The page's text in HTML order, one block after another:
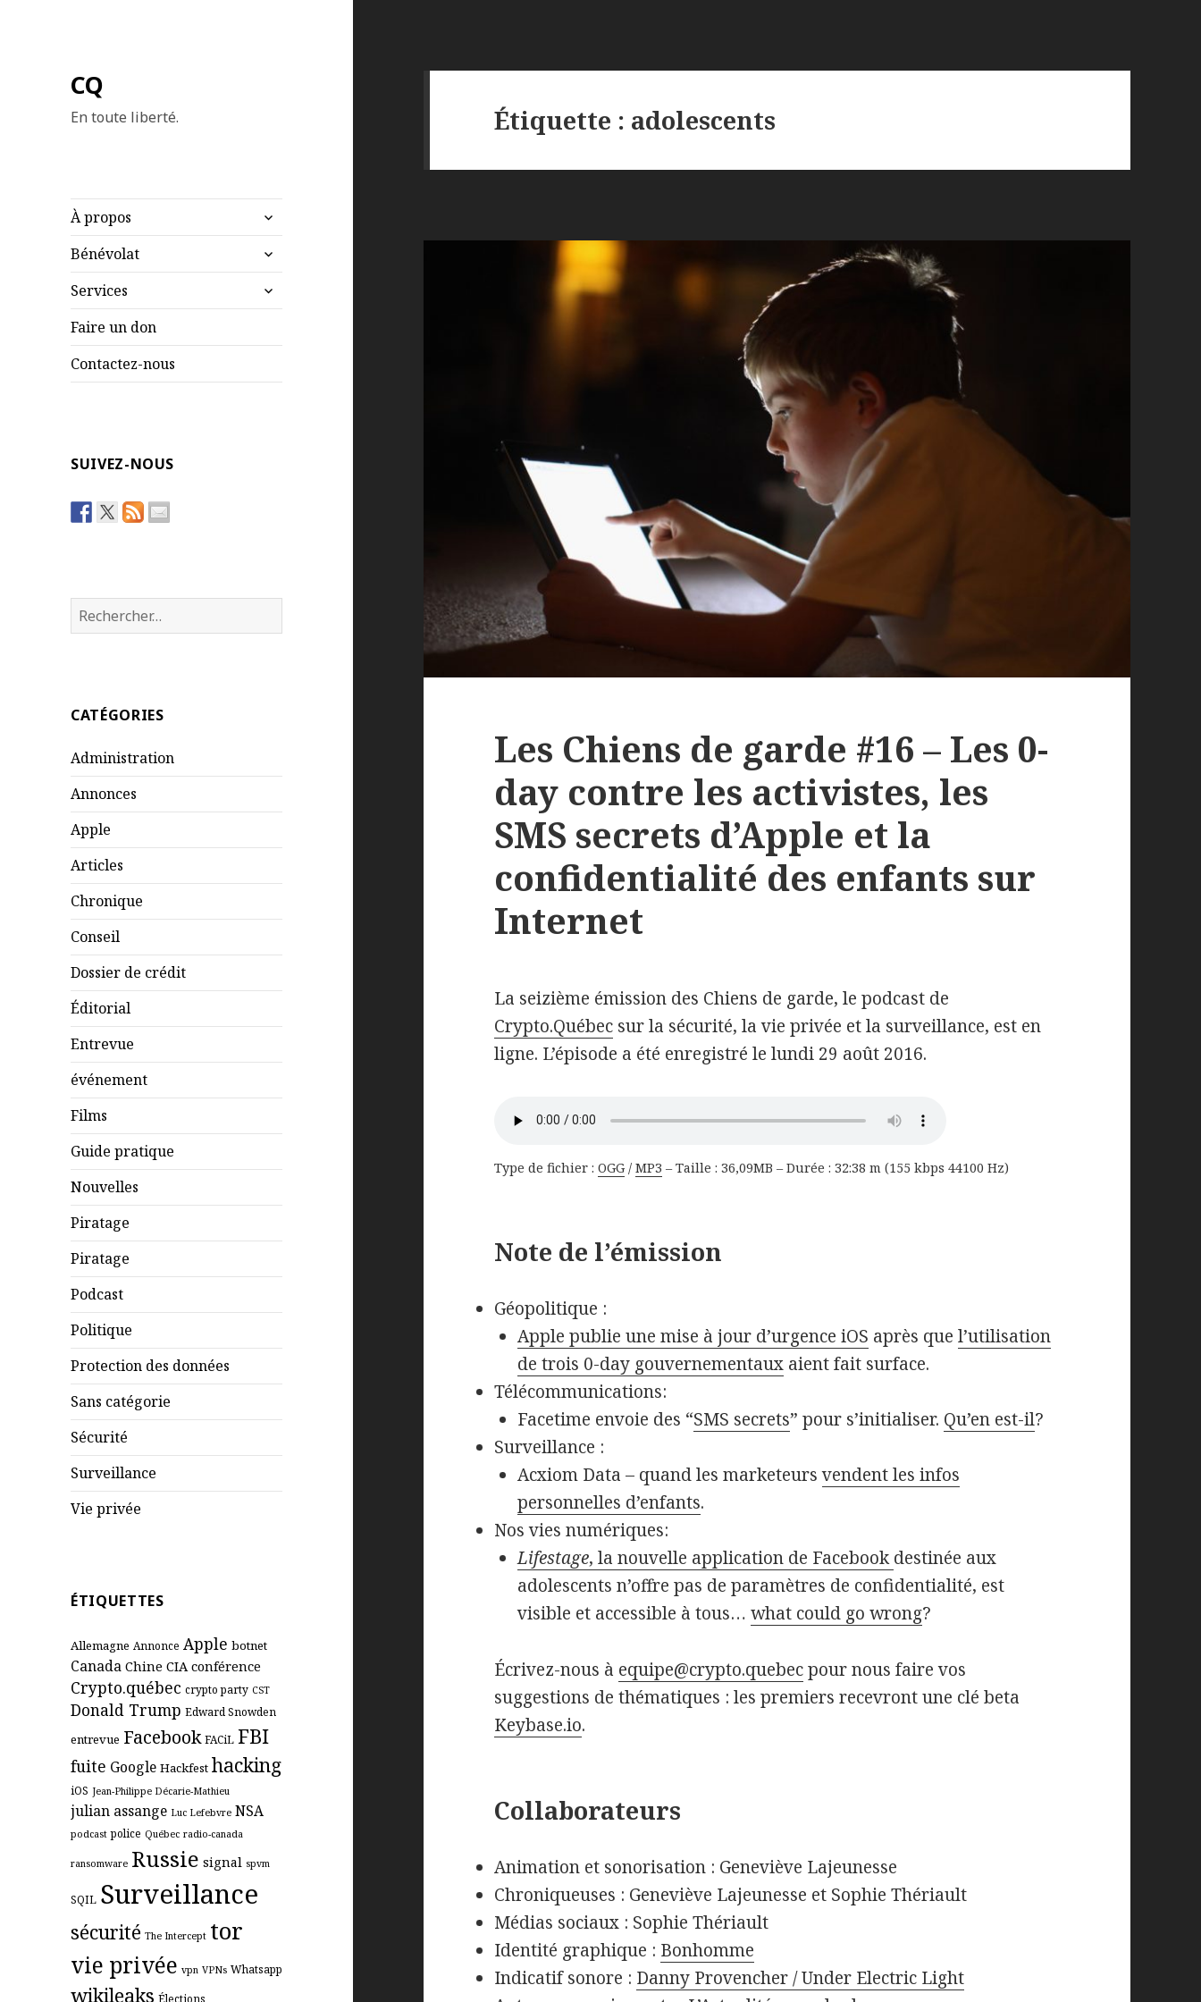
CQ
En toute liberté.
À propos
ouvrir
le
sous-
menu
Bénévolat
ouvrir
le
sous-
menu
Services
ouvrir
le
menu
Faire un don
Contactez-nous
SUIVEZ-NOUS
Rechercher :
CATÉGORIES
Administration
Annonces
Apple
Articles
Chronique
Conseil
Dossier de crédit
Éditorial
Entrevue
événement
Films
Guide pratique
Nouvelles
Piratage
Piratage
Podcast
Politique
Protection des données
Sans catégorie
Sécurité
Surveillance
Vie privée
ÉTIQUETTES
Allemagne Annonce Apple botnet
Canada Chine CIA conférence
Crypto.québec crypto party CST
Donald Trump Edward Snowden
entrevue Facebook FACiL FBI
fuite Google Hackfest hacking
iOS Jean-Philippe Décarie-Mathieu
julian assange Luc Lefebvre NSA
podcast police Québec radio-canada
ransomware Russie signal spvm
SQIL Surveillance
sécurité The Intercept tor
vie privée vpn VPNs Whatsapp
wikileaks Élections
Étiquette : adolescents
Les Chiens de garde #16 – Les 0-
day contre les activistes, les
SMS secrets d’Apple et la
confidentialité des enfants sur
Internet
La seizième émission des Chiens de garde, le podcast de
Crypto.Québec sur la sécurité, la vie privée et la surveillance, est en
ligne. L’épisode a été enregistré le lundi 29 août 2016.
Type de fichier :OGG /MP3 – Taille : 36,09MB – Durée : 32:38 m (155 kbps 44100 Hz)
Note de l’émission
Géopolitique :
Apple publie une mise à jour d’urgence iOS après que l’utilisation
de trois 0-day gouvernementauxaient fait surface.
Télécommunications:
Facetime envoie des “SMS secrets” pour s’initialiser. Qu’en est-il?
Surveillance :
Acxiom Data – quand les marketeursvendent les infos
personnelles d’enfants.
Nos vies numériques:
Lifestage, la nouvelle application de Facebookdestinée aux
adolescents n’offre pas de paramètres de confidentialité, est
visible et accessible à tous… what could go wrong?
Écrivez-nous à equipe@crypto.quebecpour nous faire vos
suggestions de thématiques : les premiers recevront une clé beta
Keybase.io.
Collaborateurs
Animation et sonorisation : Geneviève Lajeunesse
Chroniqueuses : Geneviève Lajeunesse et Sophie Thériault
Médias sociaux : Sophie Thériault
Identité graphique : Bonhomme
Indicatif sonore : Danny Provencher / Under Electric Light